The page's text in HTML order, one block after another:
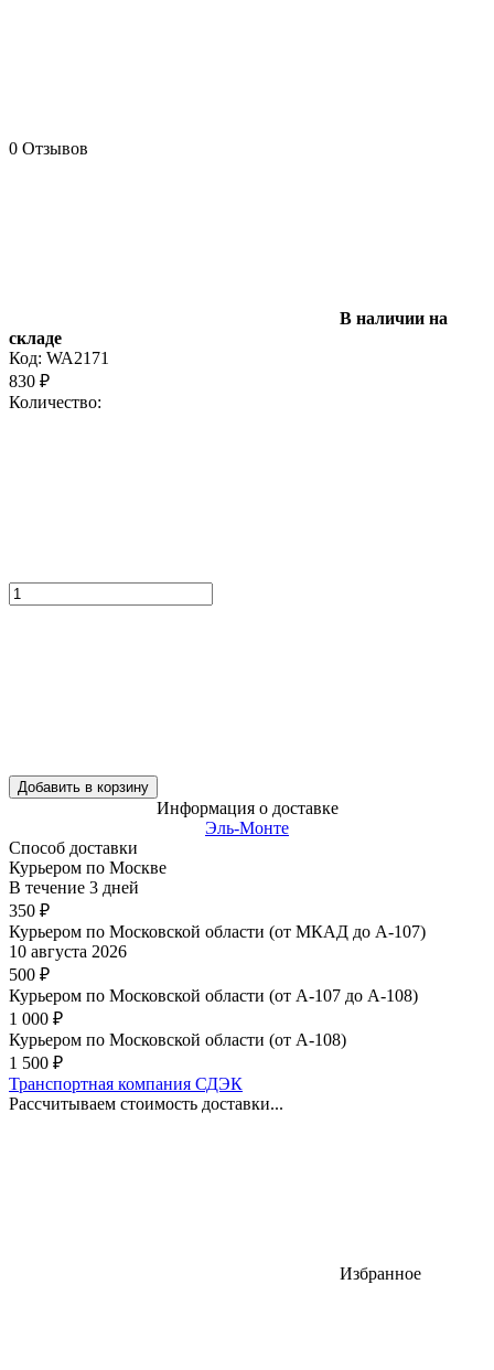
0 Отзывов
В наличии на
складе
Код: WA2171
830 ₽
Количество:
Добавить в корзину
Информация о доставке
Эль-Монте
Способ доставки
Курьером по Москве
В течение 3 дней
350 ₽
Курьером по Московской области (от МКАД до А-107)
10 августа 2026
500 ₽
Курьером по Московской области (от А-107 до А-108)
1 000 ₽
Курьером по Московской области (от А-108)
1 500 ₽
Транспортная компания СДЭК
Рассчитываем стоимость доставки...
Избранное